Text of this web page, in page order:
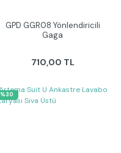
GPD GGR08 Yönlendiricili
Gaga
710,00 TL
%30